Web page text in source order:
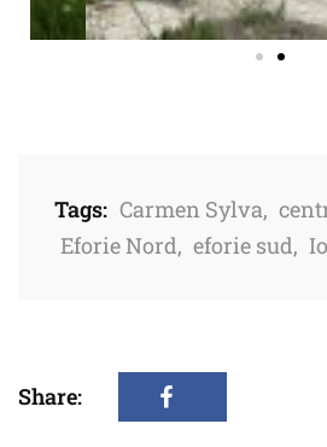
Tags: Carmen Sylva,
Eforie Nord, eforie sud,
Share: